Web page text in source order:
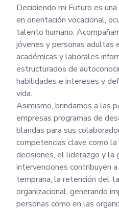
Decidiendo mi Futuro es
en orientación vocacional,
talento humano.
jóvenes y personas adultas
académicas y laborales
estructurados de
habilidades e intereses y
vida.
Asimismo, brindamos a las
empresas programas de
blandas para sus
competencias clave como
decisiones, el liderazgo y la
intervenciones contribuyen
temprana, la retención del
organizacional, generando
personas como en las